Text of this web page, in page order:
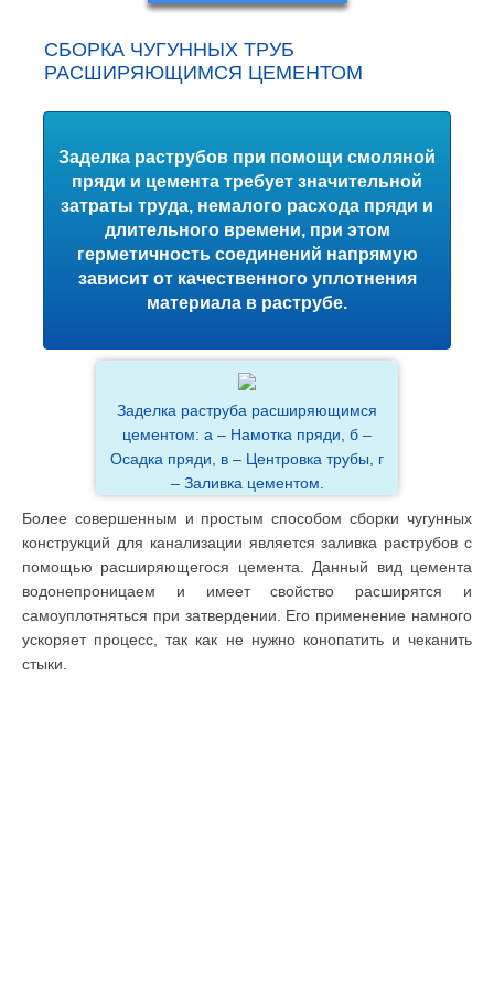
СБОРКА ЧУГУННЫХ ТРУБ
РАСШИРЯЮЩИМСЯ ЦЕМЕНТОМ
Заделка раструбов при помощи смоляной
пряди и цемента требует значительной
затраты труда, немалого расхода пряди и
длительного времени, при этом
герметичность соединений напрямую
зависит от качественного уплотнения
материала в раструбе.
Заделка раструба расширяющимся
цементом: а – Намотка пряди, б –
Осадка пряди, в – Центровка трубы, г
– Заливка цементом.
Более совершенным и простым способом сборки чугунных
конструкций для канализации является заливка раструбов с
помощью расширяющегося цемента. Данный вид цемента
водонепроницаем и имеет свойство расширятся и
самоуплотняться при затвердении. Его применение намного
ускоряет процесс, так как не нужно конопатить и чеканить
стыки.